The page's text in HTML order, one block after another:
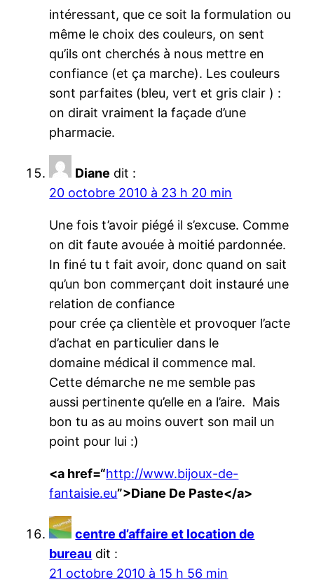
intéressant, que ce soit la formulation ou
même le choix des couleurs, on sent
qu’ils ont cherchés à nous mettre en
confiance (et ça marche). Les couleurs
sont parfaites (bleu, vert et gris clair ) :
on dirait vraiment la façade d’une
pharmacie.
Diane dit :
20 octobre 2010 à 23 h 20 min
Une fois t’avoir piégé il s’excuse. Comme
on dit faute avouée à moitié pardonnée.
In finé tu t fait avoir, donc quand on sait
qu’un bon commerçant doit instauré une
relation de confiance
pour crée ça clientèle et provoquer l’acte
d’achat en particulier dans le
domaine médical il commence mal.
Cette démarche ne me semble pas
aussi pertinente qu’elle en a l’aire. Mais
bon tu as au moins ouvert son mail un
point pour lui :)
<a href=“http://www.bijoux-de-
fantaisie.eu”>Diane De Paste</a>
centre d’affaire et location de
bureau dit :
21 octobre 2010 à 15 h 56 min